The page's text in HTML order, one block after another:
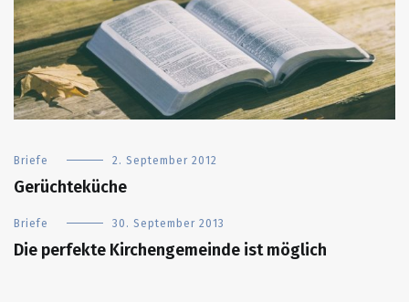
Briefe 2. September 2012
Gerüchteküche
Briefe 30. September 2013
Die perfekte Kirchengemeinde ist möglich